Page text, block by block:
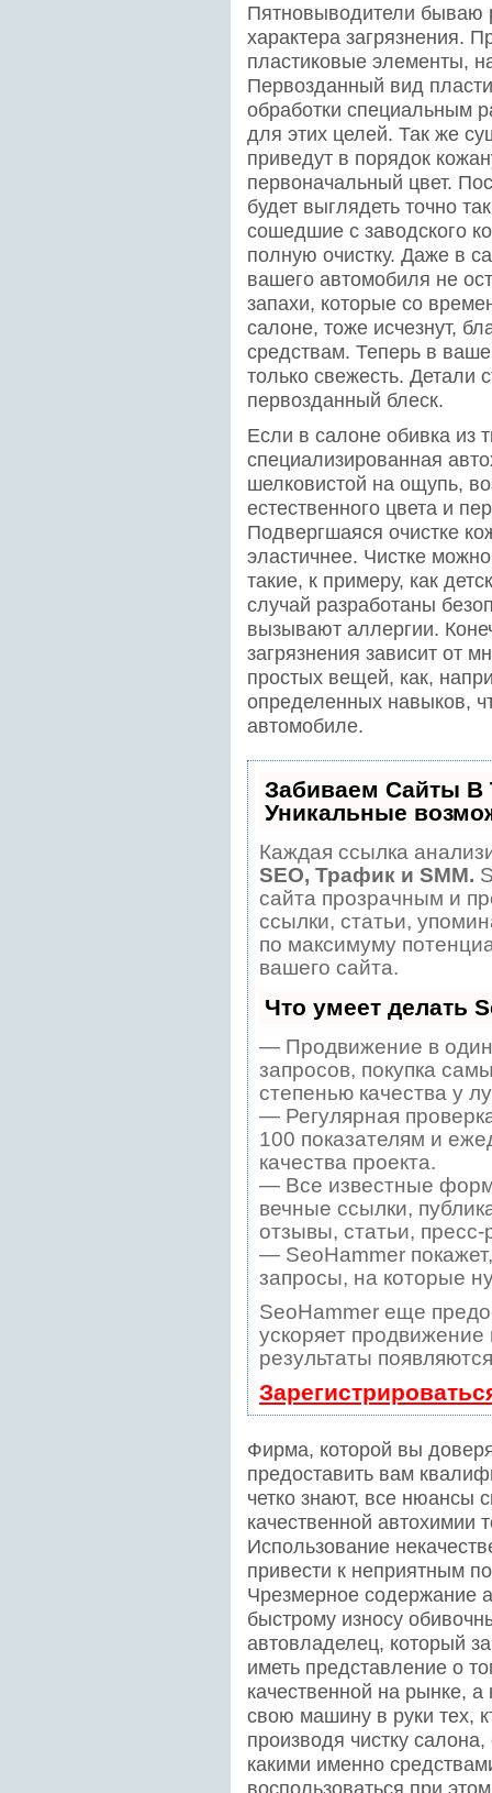
Пятновыводители бываю
характера загрязнения.
пластиковые элементы,
Первозданный вид
обработки специальным
для этих целей. Так же
приведут в порядок
первоначальный цвет.
будет выглядеть точно
сошедшие с заводского
полную очистку. Даже в
вашего автомобиля не
запахи, которые со
салоне, тоже исчезнут,
средствам. Теперь в
только свежесть. Детали
первозданный блеск.
Если в салоне обивка из
специализированная
шелковистой на ощупь,
естественного цвета и
Подвергшаяся очистке
эластичнее. Чистке
такие, к примеру, как
случай разработаны
вызывают аллергии.
загрязнения зависит от
простых вещей, как,
определенных навыков,
автомобиле.
Забиваем Сайты
Уникальные
Каждая ссылка
SEO, Трафик и SMM.
сайта прозрачным и
ссылки, статьи,
по максимуму
вашего сайта.
Что умеет делать
— Продвижение в один
запросов, покупка
степенью качества у
— Регулярная
100 показателям и
качества проекта.
— Все известные
вечные ссылки,
отзывы, статьи,
— SeoHammer
запросы, на которые
SeoHammer еще
ускоряет
результаты
Фирма, которой вы
предоставить вам
четко знают, все нюансы
качественной автохимии
Использование
привести к неприятным
Чрезмерное содержание
быстрому износу
автовладелец, который
иметь представление о
качественной на рынке, а
свою машину в руки тех,
производя чистку
какими именно
воспользоваться при